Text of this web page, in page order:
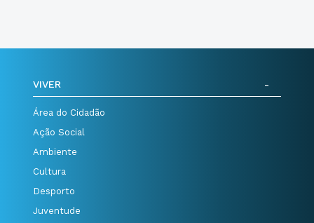
VIVER
Área do Cidadão
Ação Social
Ambiente
Cultura
Desporto
Juventude